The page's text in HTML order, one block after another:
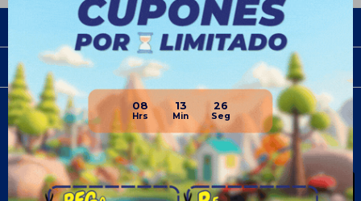
08 13 26
Compra
Newsletter
¡Suscribite y recibí todas nuestras novedades!
SUSCRIBIRME